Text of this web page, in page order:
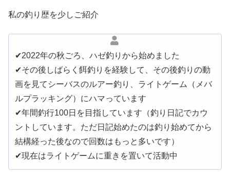
私の釣り歴を少しご紹介
✔︎2022年の秋ごろ、ハゼ釣りから始めました
✔︎その後しばらく餌釣りを経験して、その後釣りの動
画を見てシーバスのルアー釣り、ライトゲーム（メバ
ルプラッキング）にハマっています
✔︎年間釣行100日を目指しています（釣り日記でカウ
ントしています。ただ日記始めたのは釣り始めてから
結構経った後なので回数はもっと多いです）
✔︎現在はライトゲームに重きを置いて活動中